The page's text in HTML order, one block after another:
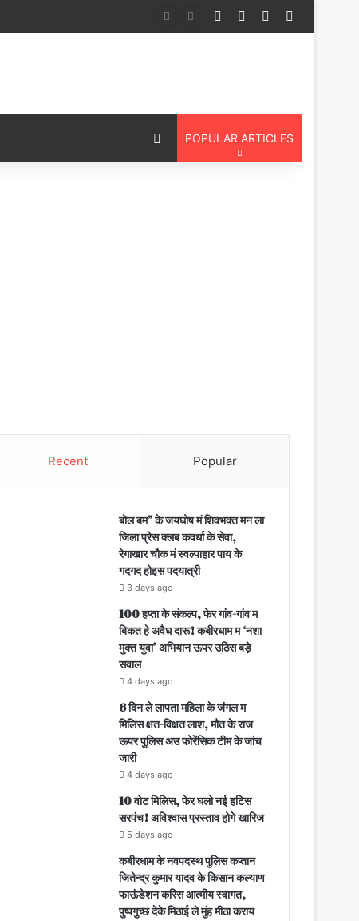
Log InRandom Article
Sidebar
Switch skin
POPULAR ARTICLES
Recent Popular
बोल बम” के जयघोष मं शिवभक्त मन ला
जिला प्रेस क्लब कवर्धा के सेवा,
रेगाखार चौक मं स्वल्पाहार पाय के
गदगद होइस पदयात्री
3 days ago
100 हप्ता के संकल्प, फेर गांव-गांव म
बिकत हे अवैध दारू! कबीरधाम म ‘नशा
मुक्त युवा’ अभियान ऊपर उठिस बड़े
सवाल
4 days ago
6 दिन ले लापता महिला के जंगल म
मिलिस क्षत-विक्षत लाश, मौत के राज
ऊपर पुलिस अउ फोरेंसिक टीम के जांच
जारी
4 days ago
10 वोट मिलिस, फेर घलो नई हटिस
सरपंच! अविश्वास प्रस्ताव होगे खारिज
5 days ago
कबीरधाम के नवपदस्थ पुलिस कप्तान
जितेन्द्र कुमार यादव के किसान कल्याण
फाऊंडेशन करिस आत्मीय स्वागत,
पुष्पगुच्छ देके मिठाई ले मुंह मीठा कराय